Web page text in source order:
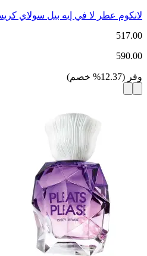
لانكوم عطر لا في إيه بيل سولاي
517.00
590.00
وفر (
12.37
% خصم)